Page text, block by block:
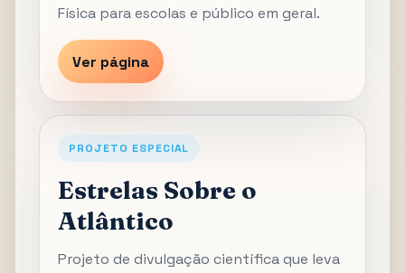
Física para escolas e público em geral.
Ver página
PROJETO ESPECIAL
Estrelas Sobre o
Atlântico
Projeto de divulgação científica que leva